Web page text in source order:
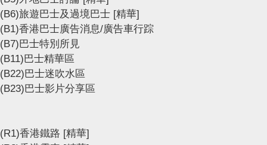
(B6)旅遊巴士及過境巴士 [精華]
(B1)香港巴士廣告消息/廣告車行踪
(B7)巴士特別所見
(B11)巴士精華區
(B22)巴士迷吹水區
(B23)巴士影片分享區
(R1)香港鐵路 [精華]